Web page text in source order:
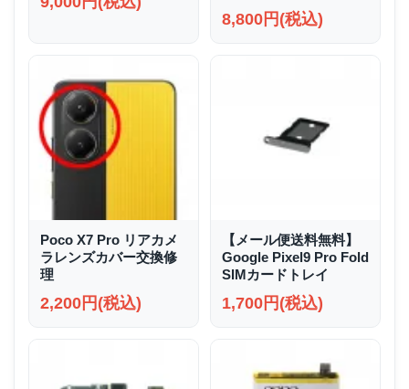
8,800円(税込)
Poco X7 Pro リアカメ
ラレンズカバー交換修
理
2,200円(税込)
【メール便送料無料】
Google Pixel9 Pro Fold
SIMカードトレイ
1,700円(税込)